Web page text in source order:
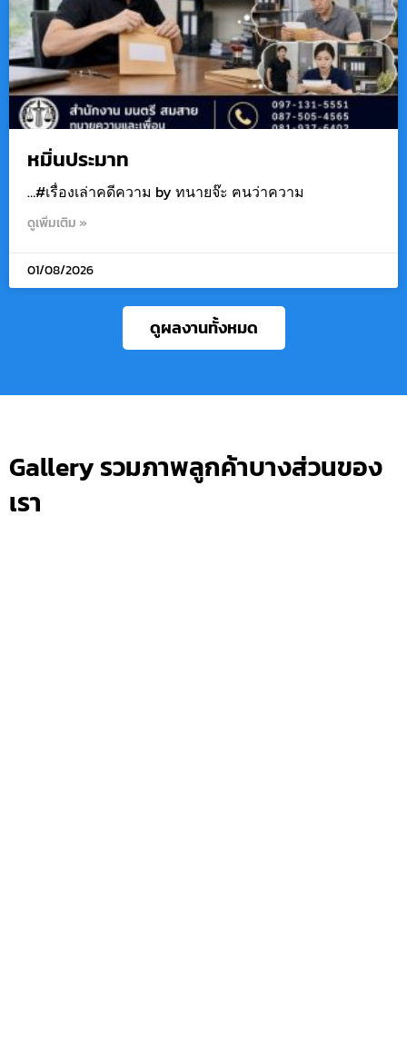
หมิ่นประมาท
…#เรื่องเล่าคดีความ by ทนายจ๊ะ ฅนว่าความ
ดูเพิ่มเติม »
01/08/2026
ดูผลงานทั้งหมด
Gallery รวมภาพลูกค้าบางส่วนของ
เรา